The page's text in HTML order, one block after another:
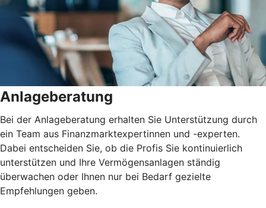
Anlageberatung
Bei der Anlageberatung erhalten Sie Unterstützung durch
ein Team aus Finanzmarktexpertinnen und -experten.
Dabei entscheiden Sie, ob die Profis Sie kontinuierlich
unterstützen und Ihre Vermögensanlagen ständig
überwachen oder Ihnen nur bei Bedarf gezielte
Empfehlungen geben.